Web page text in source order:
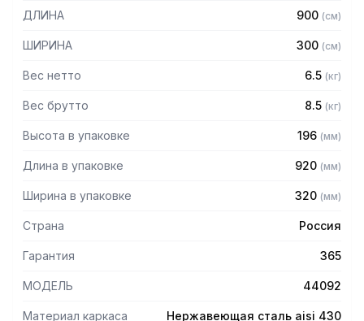
— Для сушки посуды
— Разборная
— Из нержавеющей стали AISI 430 толщиной 0,8 мм
— Поддон из нержавеющей стали AISI 304 толщиной 0,8
— Полка поставляется в собранном виде
ДЛИНА 900 (см)
ШИРИНА 300 (см)
Вес нетто 6.5 (кг)
Вес брутто 8.5 (кг)
Высота в упаковке 196 (мм)
Длина в упаковке 920 (мм)
Ширина в упаковке 320 (мм)
Страна Россия
Гарантия 365
МОДЕЛЬ 44092
Материал каркаса Нержавеющая сталь aisi 430